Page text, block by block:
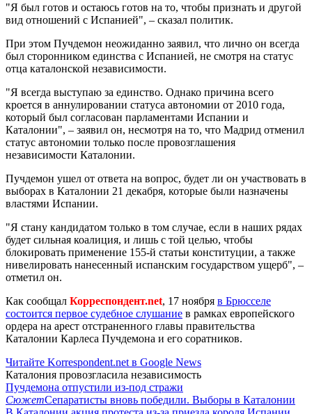
"Я был готов и остаюсь готов на то, чтобы признать и другой
вид отношений с Испанией", – сказал политик.
При этом Пучдемон неожиданно заявил, что лично он всегда
был сторонником единства с Испанией, не смотря на статус
отца каталонской независимости.
"Я всегда выступаю за единство. Однако причина всего
кроется в аннулировании статуса автономии от 2010 года,
который был согласован парламентами Испании и
Каталонии", – заявил он, несмотря на то, что Мадрид отменил
статус автономии только после провозглашения
независимости Каталонии.
Пучдемон ушел от ответа на вопрос, будет ли он участвовать в
выборах в Каталонии 21 декабря, которые были назначены
властями Испании.
"Я стану кандидатом только в том случае, если в наших рядах
будет сильная коалиция, и лишь с той целью, чтобы
блокировать применение 155-й статьи конституции, а также
нивелировать нанесенный испанским государством ущерб", –
отметил он.
Как сообщал Корреспондент.net, 17 ноября в Брюсселе
состоится первое судебное слушание в рамках европейского
ордера на арест отстраненного главы правительства
Каталонии Карлеса Пучдемона и его соратников.
Читайте Korrespondent.net в Google News
Каталония провозгласила независимость
Пучдемона отпустили из-под стражи
СюжетСепаратисты вновь победили. Выборы в Каталонии